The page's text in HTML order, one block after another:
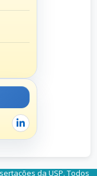
da USP. Todos